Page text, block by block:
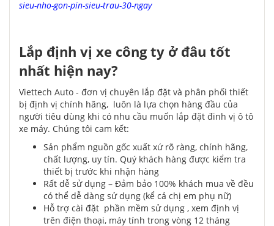
sieu-nho-gon-pin-sieu-trau-30-ngay
Lắp định vị xe công ty ở đâu tốt
nhất hiện nay?
Viettech Auto - đơn vị chuyên lắp đặt và phân phối thiết
bị định vị chính hãng, luôn là lựa chọn hàng đầu của
người tiêu dùng khi có nhu cầu muốn lắp đặt đinh vị ô tô
xe máy. Chúng tôi cam kết:
Sản phẩm nguồn gốc xuất xứ rõ ràng, chính hãng,
chất lượng, uy tín. Quý khách hàng được kiểm tra
thiết bị trước khi nhận hàng
Rất dễ sử dụng – Đảm bảo 100% khách mua về đều
có thể dễ dàng sử dụng (kể cả chị em phụ nữ)
Hỗ trợ cài đặt phần mềm sử dụng , xem định vị
trên điện thoại, máy tính trong vòng 12 tháng